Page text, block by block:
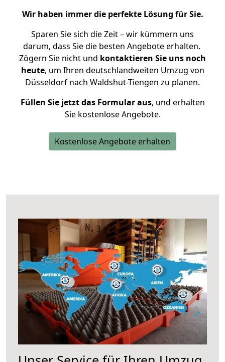
Wir haben immer die perfekte Lösung für Sie.
Sparen Sie sich die Zeit – wir kümmern uns
darum, dass Sie die besten Angebote erhalten.
Zögern Sie nicht und kontaktieren Sie uns noch
heute, um Ihren deutschlandweiten Umzug von
Düsseldorf nach Waldshut-Tiengen zu planen.
Füllen Sie jetzt das Formular aus, und erhalten
Sie kostenlose Angebote.
Kostenlose Angebote erhalten